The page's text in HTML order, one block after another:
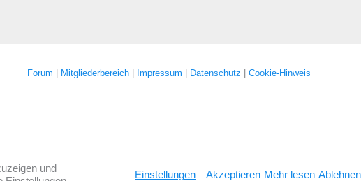
Forum Mitgliederbereich Impressum Datenschutz Cookie-Hinweis
und
Einstellungen Akzeptieren Mehr lesen Ablehnen